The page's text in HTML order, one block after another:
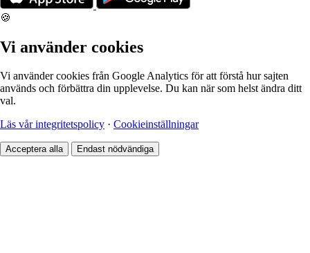
🍪
Vi använder cookies
Vi använder cookies från Google Analytics för att förstå hur sajten
används och förbättra din upplevelse. Du kan när som helst ändra ditt
val.
Läs vår integritetspolicy · Cookieinställningar
Acceptera alla Endast nödvändiga